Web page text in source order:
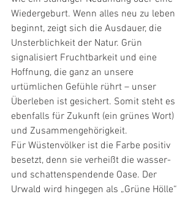
Wiedergeburt. Wenn alles neu zu leben
beginnt, zeigt sich die Ausdauer, die
Unsterblichkeit der Natur. Grün
signalisiert Fruchtbarkeit und eine
Hoffnung, die ganz an unsere
urtümlichen Gefühle rührt – unser
Überleben ist gesichert. Somit steht es
ebenfalls für Zukunft (ein grünes Wort)
und Zusammengehörigkeit.
Für Wüstenvölker ist die Farbe positiv
besetzt, denn sie verheißt die wasser-
und schattenspendende Oase. Der
Urwald wird hingegen als „Grüne Hölle“